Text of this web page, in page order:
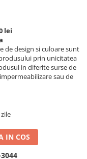
lei
de design si culoare sunt
prin unicitatea
in diferite surse de
sau de
IN COS